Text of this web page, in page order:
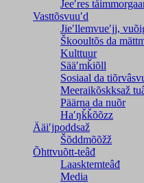
Jeeʹres
Vasttõsvuuʹd
Jieʹllemvueʹjj,
Škooultõs da
Kulttuur
Sääʹmǩiõll
Sosiaal da
Meeraikõskksaž
Päärna da nuõr
Haʹŋǩǩõõzz
Ääiʹjpoddsaž
Šõddmõõžž
Õhttvuõtt-teâđ
Laasktemteâđ
Media